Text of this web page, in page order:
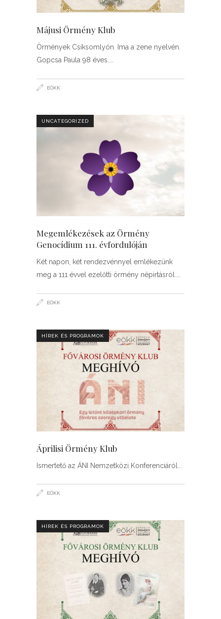
Májusi Örmény Klub
Örmények Csíksomlyón. Ima a zene nyelvén.
Gopcsa Paula 98 éves.
EÖKK
UNCATEGORIZED
Megemlékezések az Örmény
Genocídium 111. évfordulóján
Két napon, két rendezvénnyel emlékezünk
meg a 111 évvel ezelőtti örmény népirtásról.
EÖKK
HÍREK ÉS PROGRAMOK
Áprilisi Örmény Klub
Ismertető az ÁNI Nemzetközi Konferenciáról
EÖKK
HÍREK ÉS PROGRAMOK